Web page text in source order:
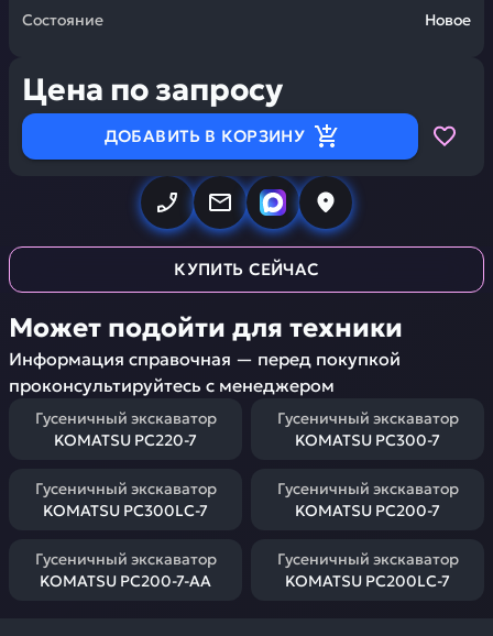
Состояние Новое
Цена по запросу
ДОБАВИТЬ В КОРЗИНУ
КУПИТЬ СЕЙЧАС
Может подойти для техники
Информация справочная — перед покупкой
проконсультируйтесь с менеджером
Гусеничный экскаватор
KOMATSU PC220-7
Гусеничный экскаватор
KOMATSU PC300-7
Гусеничный экскаватор
KOMATSU PC300LC-7
Гусеничный экскаватор
KOMATSU PC200-7
Гусеничный экскаватор
KOMATSU PC200-7-AA
Гусеничный экскаватор
KOMATSU PC200LC-7